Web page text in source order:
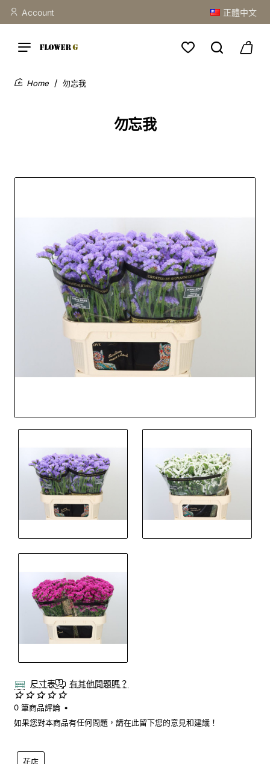
Account 正體中文
勿忘我
勿忘我
Out Of Stock
尺寸表 有其他問題嗎？
花店
0 筆商品評論 •
如果您對本商品有任何問題，請在此留下您的意見和建議！